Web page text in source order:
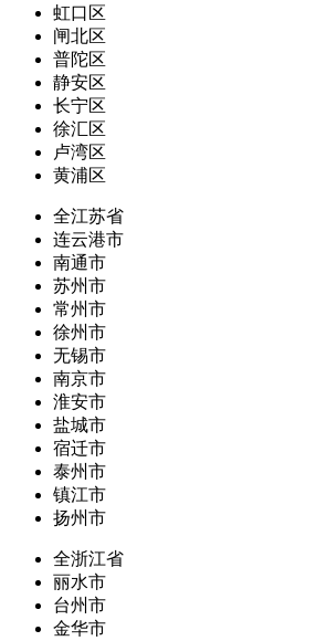
虹口区
闸北区
普陀区
静安区
长宁区
徐汇区
卢湾区
黄浦区
全江苏省
连云港市
南通市
苏州市
常州市
徐州市
无锡市
南京市
淮安市
盐城市
宿迁市
泰州市
镇江市
扬州市
全浙江省
丽水市
台州市
金华市